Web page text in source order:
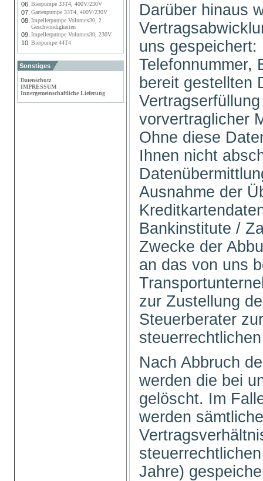
06. Bierpumpe 33T4, 400V/230V
07. Gartenpumpe 33T4, 400V/230V
08. Impellerpumpe Volumex30, 2
Geschwindigkeiten
09. Impellerpumpe Volumex30, 230V
10. Bierpumpe 44T4
Sonstiges
Datenschutz
IMPRESSUM
Innergemeinschaftliche Lieferung
Darüber hinaus
uns
Telefonnummer,
bereit gestellten
vorvertraglicher
Ohne diese
Ihnen nicht
Ausnahme der
Bankinstitute /
Zwecke der
an das von uns
zur Zustellung
Steuerberater
Nach Abbruch
werden die bei
gelöscht. Im
werden
Jahre)